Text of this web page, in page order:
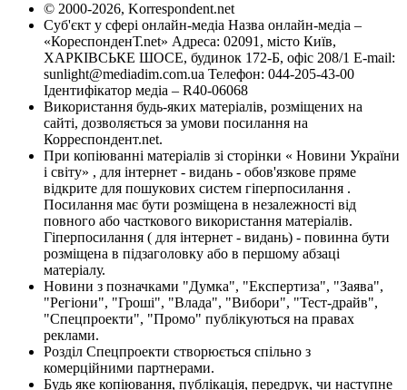
© 2000-2026, Korrespondent.net
Суб'єкт у сфері онлайн-медіа Назва онлайн-медіа –
«КореспонденТ.net» Адреса: 02091, місто Київ,
ХАРКІВСЬКЕ ШОСЕ, будинок 172-Б, офіс 208/1 E-mail:
sunlight@mediadim.com.ua Телефон: 044-205-43-00
Ідентифікатор медіа – R40-06068
Використання будь-яких матеріалів, розміщених на
сайті, дозволяється за умови посилання на
Корреспондент.net.
При копіюванні матеріалів зі сторінки « Новини України
і світу» , для інтернет - видань - обов'язкове пряме
відкрите для пошукових систем гіперпосилання .
Посилання має бути розміщена в незалежності від
повного або часткового використання матеріалів.
Гіперпосилання ( для інтернет - видань) - повинна бути
розміщена в підзаголовку або в першому абзаці
матеріалу.
Новини з позначками "Думка", "Експертиза", "Заява",
"Регіони", "Гроші", "Влада", "Вибори", "Тест-драйв",
"Спецпроекти", "Промо" публікуються на правах
реклами.
Розділ Спецпроекти створюється спільно з
комерційними партнерами.
Будь яке копіювання, публікація, передрук, чи наступне